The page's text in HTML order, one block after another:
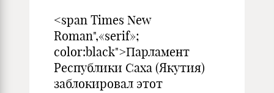
<span Times New
Roman",«serif»;
color:black">Парламент
Республики Саха (Якутия)
заблокировал этот